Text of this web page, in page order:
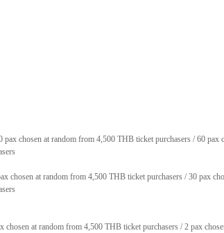
chosen at random from 4,500 THB ticket purchasers / 60
chosen at random from 4,500 THB ticket purchasers / 30 pax
at random from 4,500 THB ticket purchasers / 2 pax